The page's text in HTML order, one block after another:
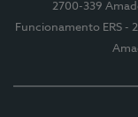
2700-339
Funcionamento ERS -